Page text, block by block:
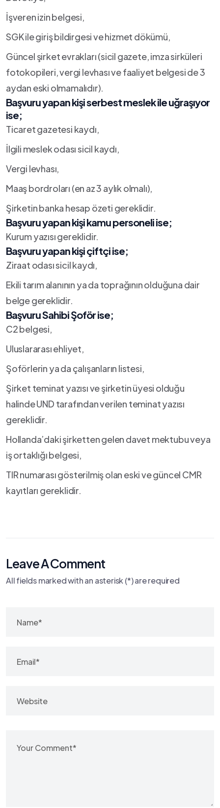
İşveren izin belgesi,
SGK ile giriş bildirgesi ve hizmet dökümü,
Güncel şirket evrakları (sicil gazete, imza sirküleri
fotokopileri, vergi levhası ve faaliyet belgesi de 3
aydan eski olmamalıdır).
Başvuru yapan kişi serbest meslek ile uğraşıyor
ise;
Ticaret gazetesi kaydı,
İlgili meslek odası sicil kaydı,
Vergi levhası,
Maaş bordroları (en az 3 aylık olmalı),
Şirketin banka hesap özeti gereklidir.
Başvuru yapan kişi kamu personeli ise;
Kurum yazısı gereklidir.
Başvuru yapan kişi çiftçi ise;
Ziraat odası sicil kaydı,
Ekili tarım alanının ya da toprağının olduğuna dair
belge gereklidir.
Başvuru Sahibi Şoför ise;
C2 belgesi,
Uluslararası ehliyet,
Şoförlerin ya da çalışanların listesi,
Şirket teminat yazısı ve şirketin üyesi olduğu
halinde UND tarafından verilen teminat yazısı
gereklidir.
Hollanda’daki şirketten gelen davet mektubu veya
iş ortaklığı belgesi,
TIR numarası gösterilmiş olan eski ve güncel CMR
kayıtları gereklidir.
Leave A Comment
All fields marked with an asterisk (*) are required